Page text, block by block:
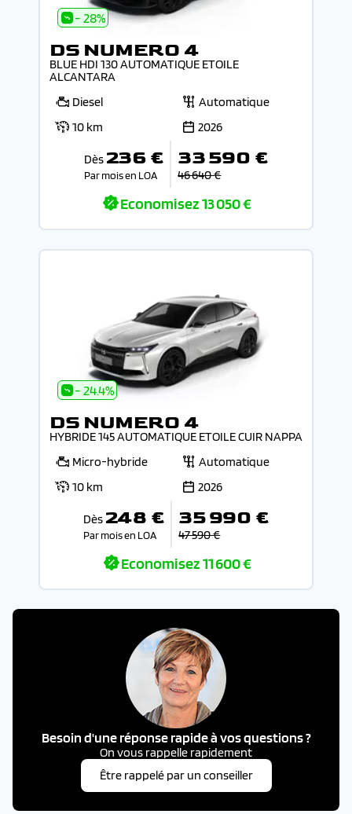
- 28%
DS NUMERO 4
BLUE HDI 130 AUTOMATIQUE ETOILE
ALCANTARA
Diesel
Automatique
10 km
2026
Dès 236 €
Par mois en LOA
33 590 €
46 640 €
Economisez13 050 €
- 24.4%
DS NUMERO 4
HYBRIDE 145 AUTOMATIQUE ETOILE CUIR NAPPA
Micro-hybride
Automatique
10 km
2026
Dès 248 €
Par mois en LOA
35 990 €
47 590 €
Economisez11 600 €
Besoin d'une réponse rapide à vos questions ?
On vous rappelle rapidement
Être rappelé par un conseiller